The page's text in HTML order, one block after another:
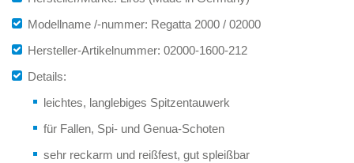
Modellname /-nummer: Regatta 2000 / 02000
Hersteller-Artikelnummer: 02000-1600-212
Details:
leichtes, langlebiges Spitzentauwerk
für Fallen, Spi- und Genua-Schoten
sehr reckarm und reißfest, gut spleißbar